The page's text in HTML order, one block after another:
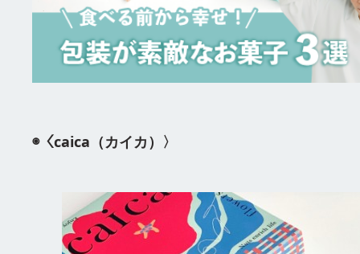
◉〈caica（カイカ）〉